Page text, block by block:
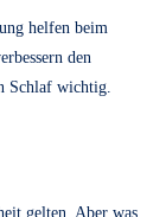
helfen beim
den
Schlaf wichtig.
gelten. Aber was